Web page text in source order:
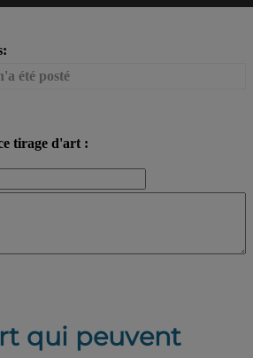
été posté
tirage d'art :
qui peuvent